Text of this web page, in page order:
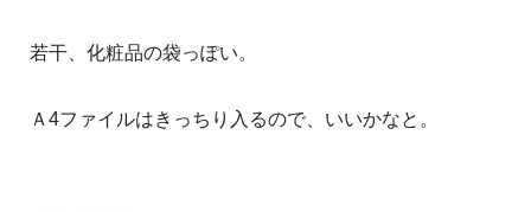
若干、化粧品の袋っぽい。
Ａ4ファイルはきっちり入るので、いいかなと。